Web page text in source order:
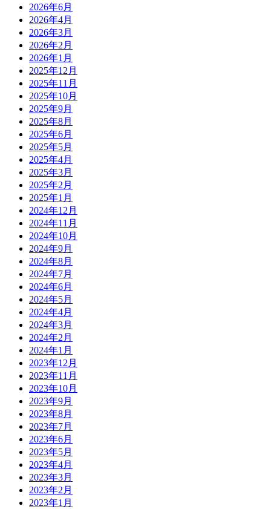
2026年6月
2026年4月
2026年3月
2026年2月
2026年1月
2025年12月
2025年11月
2025年10月
2025年9月
2025年8月
2025年6月
2025年5月
2025年4月
2025年3月
2025年2月
2025年1月
2024年12月
2024年11月
2024年10月
2024年9月
2024年8月
2024年7月
2024年6月
2024年5月
2024年4月
2024年3月
2024年2月
2024年1月
2023年12月
2023年11月
2023年10月
2023年9月
2023年8月
2023年7月
2023年6月
2023年5月
2023年4月
2023年3月
2023年2月
2023年1月